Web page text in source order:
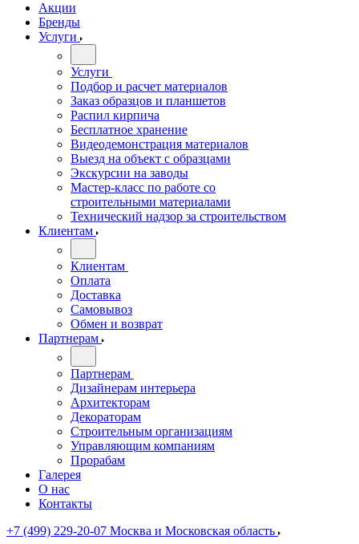
Акции
Бренды
Услуги
Услуги
Подбор и расчет материалов
Заказ образцов и планшетов
Распил кирпича
Бесплатное хранение
Видеодемонстрация материалов
Выезд на объект с образцами
Экскурсии на заводы
Мастер-класс по работе со
строительными материалами
Технический надзор за строительством
Клиентам
Клиентам
Оплата
Доставка
Самовывоз
Обмен и возврат
Партнерам
Партнерам
Дизайнерам интерьера
Архитекторам
Декораторам
Строительным организациям
Управляющим компаниям
Прорабам
Галерея
О нас
Контакты
+7 (499) 229-20-07 Москва и Московская область